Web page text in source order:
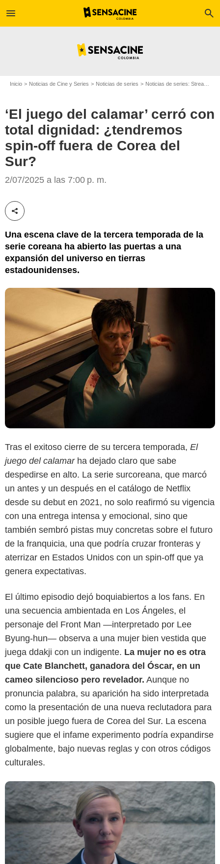
menu search
Inicio Noticias de Cine y Series Noticias de series Noticias de series: Streaming
‘El juego del calamar’ cerró con
total dignidad: ¿tendremos
spin-off fuera de Corea del
Sur?
2/07/2025 a las 7:00 p. m.
Compartir esta noticia
Una escena clave de la tercera temporada de la
serie coreana ha abierto las puertas a una
expansión del universo en tierras
estadounidenses.
Netflix
Tras el exitoso cierre de su tercera temporada, El
juego del calamarha dejado claro que sabe
despedirse en alto. La serie surcoreana, que marcó
un antes y un después en el catálogo de Netflix
desde su debut en 2021, no solo reafirmó su vigencia
con una entrega intensa y emocional, sino que
también sembró pistas muy concretas sobre el futuro
de la franquicia, una que podría cruzar fronteras y
aterrizar en Estados Unidos con un spin-off que ya
genera expectativas.
El último episodio dejó boquiabiertos a los fans. En
una secuencia ambientada en Los Ángeles, el
personaje del Front Man —interpretado por Lee
Byung-hun— observa a una mujer bien vestida que
juega ddakji con un indigente. La mujer no es otra
que Cate Blanchett, ganadora del Óscar, en un
cameo silencioso pero revelador. Aunque no
pronuncia palabra, su aparición ha sido interpretada
como la presentación de una nueva reclutadora para
un posible juego fuera de Corea del Sur. La escena
sugiere que el infame experimento podría expandirse
globalmente, bajo nuevas reglas y con otros códigos
culturales.
Netflix